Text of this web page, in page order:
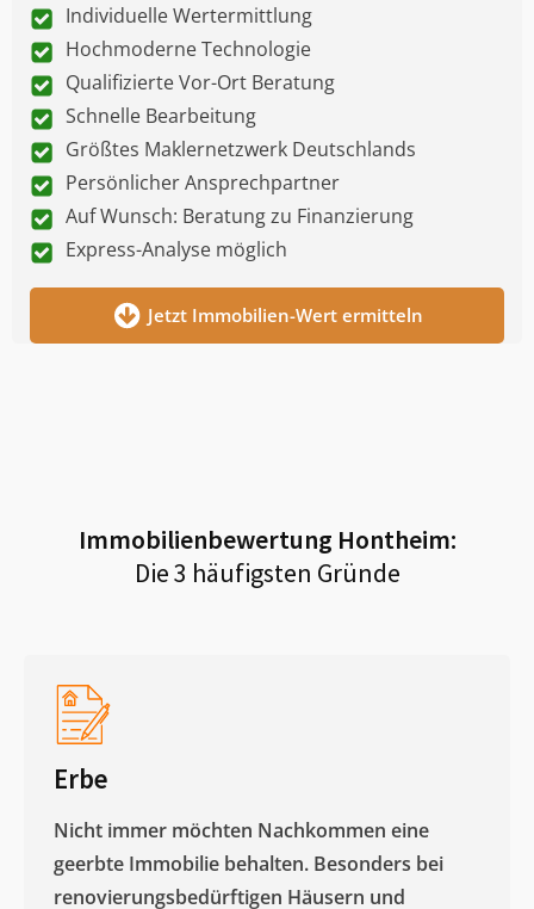
Individuelle Wertermittlung
Hochmoderne Technologie
Qualifizierte Vor-Ort Beratung
Schnelle Bearbeitung
Größtes Maklernetzwerk Deutschlands
Persönlicher Ansprechpartner
Auf Wunsch: Beratung zu Finanzierung
Express-Analyse möglich
Jetzt Immobilien-Wert ermitteln
Immobilienbewertung Hontheim:
Die 3 häufigsten Gründe
Erbe
Nicht immer möchten Nachkommen eine
geerbte Immobilie behalten. Besonders bei
renovierungsbedürftigen Häusern und